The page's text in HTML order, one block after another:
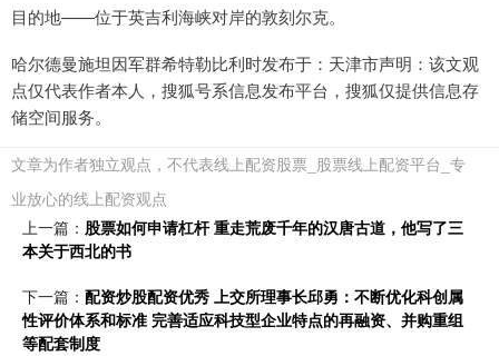
目的地——位于英吉利海峡对岸的敦刻尔克。
哈尔德曼施坦因军群希特勒比利时发布于：天津市声明：该文观
点仅代表作者本人，搜狐号系信息发布平台，搜狐仅提供信息存
储空间服务。
文章为作者独立观点，不代表线上配资股票_股票线上配资平台_专
业放心的线上配资观点
上一篇： 股票如何申请杠杆 重走荒废千年的汉唐古道，他写了三
本关于西北的书
下一篇： 配资炒股配资优秀 上交所理事长邱勇：不断优化科创属
性评价体系和标准 完善适应科技型企业特点的再融资、并购重组
等配套制度